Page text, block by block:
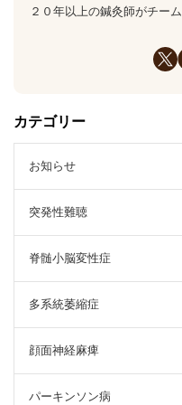
２０年以上の鍼灸師がチー
カテゴリー
お知らせ
突発性難聴
脊髄小脳変性症
多系統萎縮症
顔面神経麻痺
パーキンソン病